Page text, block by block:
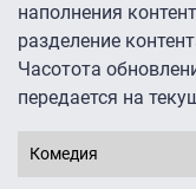
наполнения
разделение
Часотота
передается на
Комедия